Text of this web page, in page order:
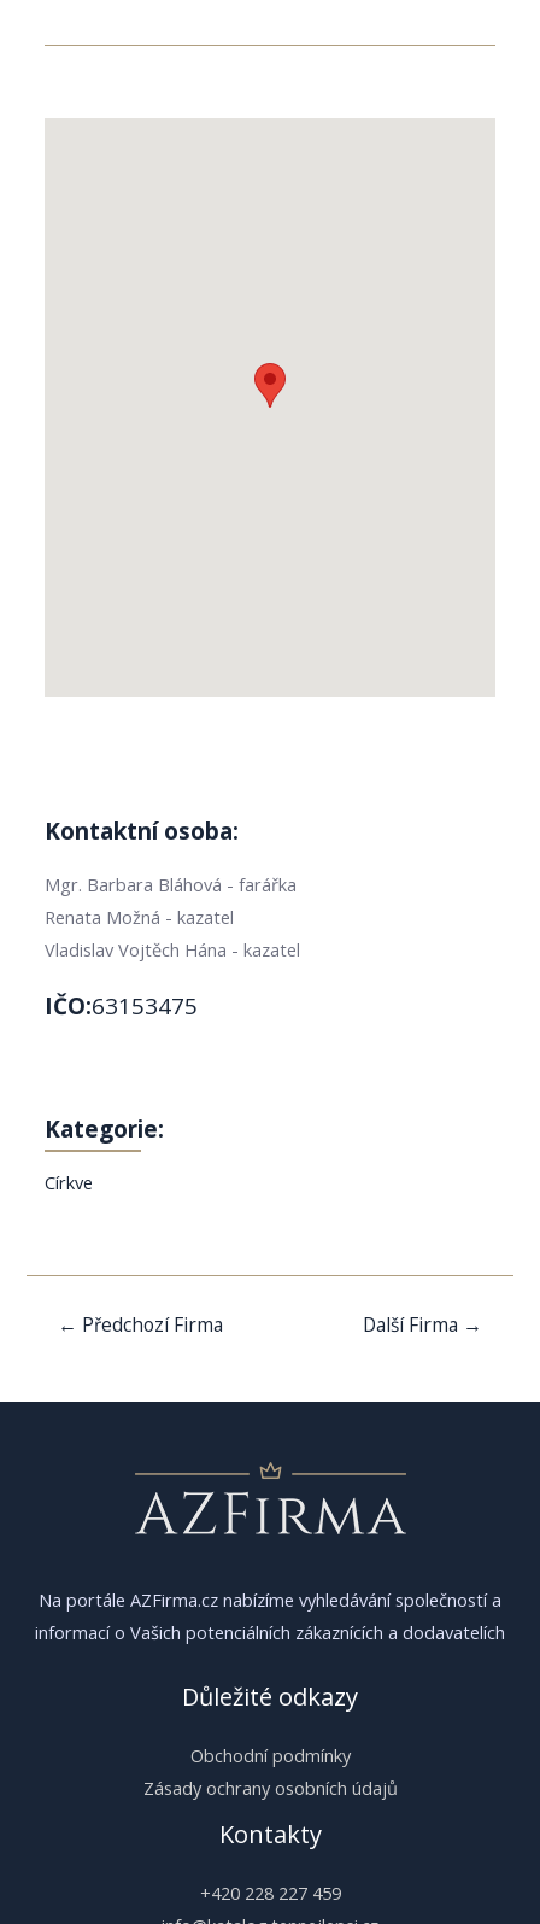
Kontaktní osoba:
Mgr. Barbara Bláhová - farářka
Renata Možná - kazatel
Vladislav Vojtěch Hána - kazatel
IČO:63153475
Kategorie:
Církve
Navigace
← Předchozí Firma Další Firma →
Na portále AZFirma.cz nabízíme vyhledávání společností a
informací o Vašich potenciálních zákaznících a dodavatelích
Důležité odkazy
Obchodní podmínky
Zásady ochrany osobních údajů
Kontakty
+420 228 227 459